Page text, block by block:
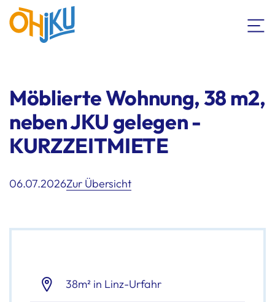
Möblierte Wohnung, 38 m2,
neben JKU gelegen -
KURZZEITMIETE
06.07.2026Zur Übersicht
38m² in Linz-Urfahr